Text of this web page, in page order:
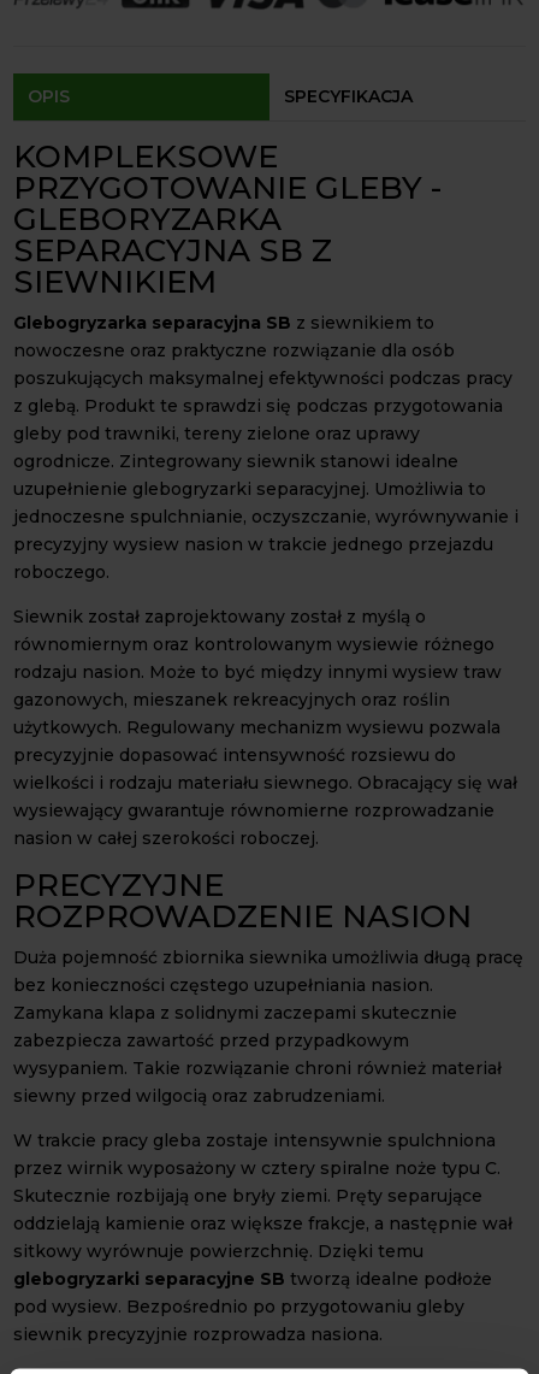
Agrol transport gabaryty: ustalane indywidualnie
Dostępność form dostawy i ceny uzależniona od produktu.
OPIS SPECYFIKACJA
KOMPLEKSOWE
PRZYGOTOWANIE GLEBY -
GLEBORYZARKA
SEPARACYJNA SB Z
SIEWNIKIEM
Glebogryzarka separacyjna SB z siewnikiem to
nowoczesne oraz praktyczne rozwiązanie dla osób
poszukujących maksymalnej efektywności podczas pracy
z glebą. Produkt te sprawdzi się podczas przygotowania
gleby pod trawniki, tereny zielone oraz uprawy
ogrodnicze. Zintegrowany siewnik stanowi idealne
uzupełnienie glebogryzarki separacyjnej. Umożliwia to
jednoczesne spulchnianie, oczyszczanie, wyrównywanie i
precyzyjny wysiew nasion w trakcie jednego przejazdu
roboczego.
Siewnik został zaprojektowany został z myślą o
równomiernym oraz kontrolowanym wysiewie różnego
rodzaju nasion. Może to być między innymi wysiew traw
gazonowych, mieszanek rekreacyjnych oraz roślin
użytkowych. Regulowany mechanizm wysiewu pozwala
precyzyjnie dopasować intensywność rozsiewu do
wielkości i rodzaju materiału siewnego. Obracający się wał
wysiewający gwarantuje równomierne rozprowadzanie
nasion w całej szerokości roboczej.
PRECYZYJNE
ROZPROWADZENIE NASION
Duża pojemność zbiornika siewnika umożliwia długą pracę
bez konieczności częstego uzupełniania nasion.
Zamykana klapa z solidnymi zaczepami skutecznie
zabezpiecza zawartość przed przypadkowym
wysypaniem. Takie rozwiązanie chroni również materiał
siewny przed wilgocią oraz zabrudzeniami.
W trakcie pracy gleba zostaje intensywnie spulchniona
przez wirnik wyposażony w cztery spiralne noże typu C.
Skutecznie rozbijają one bryły ziemi. Pręty separujące
oddzielają kamienie oraz większe frakcje, a następnie wał
sitkowy wyrównuje powierzchnię. Dzięki temu
glebogryzarki separacyjne SBtworzą idealne podłoże
pod wysiew. Bezpośrednio po przygotowaniu gleby
siewnik precyzyjnie rozprowadza nasiona.